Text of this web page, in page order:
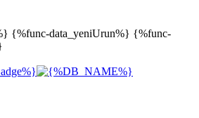
{%func-data_yeniUrun%} {%func-